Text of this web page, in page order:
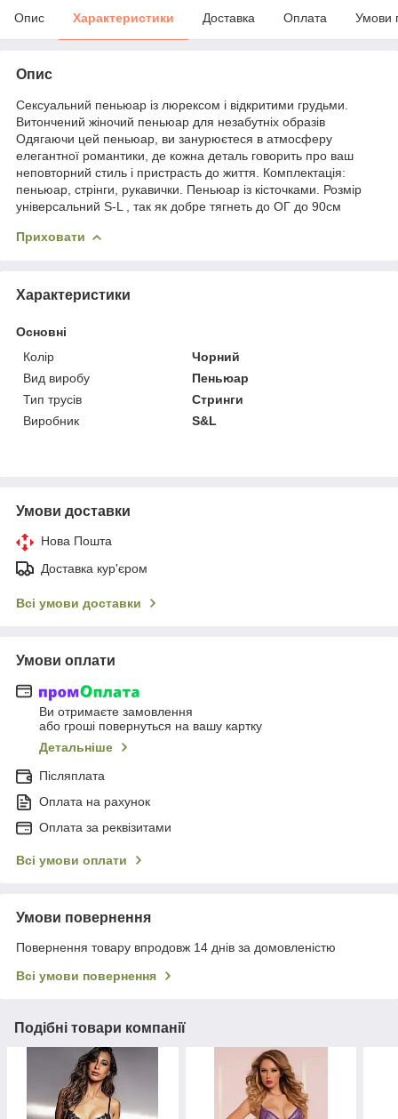
Опис Характеристики Доставка Оплата Умови
Опис
Сексуальний пеньюар із люрексом і відкритими грудьми.
Витончений жіночий пеньюар для незабутніх образів
Одягаючи цей пеньюар, ви занурюєтеся в атмосферу
елегантної романтики, де кожна деталь говорить про ваш
неповторний стиль і пристрасть до життя. Комплектація:
пеньюар, стрінги, рукавички. Пеньюар із кісточками. Розмір
універсальний S-L , так як добре тягнеть до ОГ до 90см
Приховати
Характеристики
Основні
Колір
Чорний
Вид виробу
Пеньюар
Тип трусів
Стринги
Виробник
S&L
Умови доставки
Нова Пошта
Доставка кур'єром
Всі умови доставки
Умови оплати
Ви отримаєте замовлення
або гроші повернуться на вашу картку
Детальніше
Післяплата
Оплата на рахунок
Оплата за реквізитами
Всі умови оплати
Умови повернення
Повернення товару впродовж 14 днів за домовленістю
Всі умови повернення
Подібні товари компанії